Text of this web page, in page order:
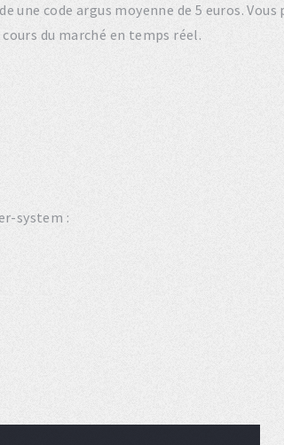
une code argus moyenne de 5 euros.
du marché en temps réel.
system :